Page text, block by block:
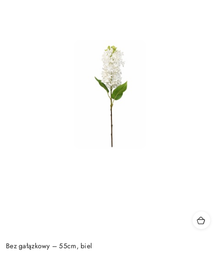
Bez gałązkowy – 55cm, biel